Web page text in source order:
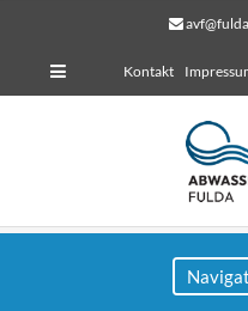
Kontakt